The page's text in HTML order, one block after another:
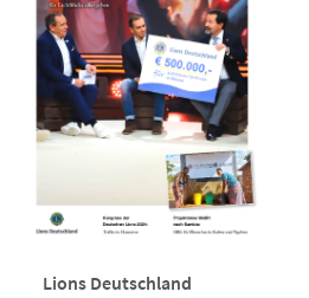
Lions Deutschland